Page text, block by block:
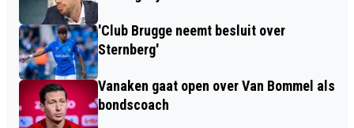
'Club Brugge neemt besluit over
Sternberg'
Vanaken gaat open over Van Bommel als
bondscoach